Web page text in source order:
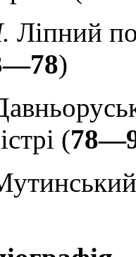
Ліпний
)
(